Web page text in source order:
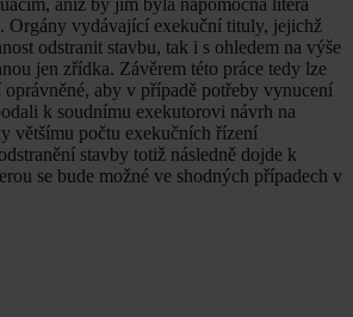
Orgány vydávající exekuční tituly, jejichž
odstranit stavbu, tak i s ohledem na výše
jen zřídka. Závěrem této práce tedy lze
aby v případě potřeby vynucení
k soudnímu exekutorovi návrh na
většímu počtu exekučních řízení
stavby totiž následně dojde k
se bude možné ve shodných případech v